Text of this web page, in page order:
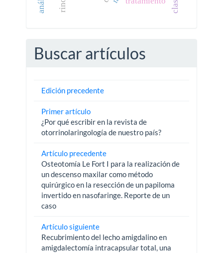
Buscar artículos
Edición precedente
Primer artículo
¿Por qué escribir en la revista de
otorrinolaringología de nuestro país?
Artículo precedente
Osteotomía Le Fort I para la realización de
un descenso maxilar como método
quirúrgico en la resección de un papiloma
invertido en nasofaringe. Reporte de un
caso
Artículo siguiente
Recubrimiento del lecho amigdalino en
amigdalectomía intracapsular total, una